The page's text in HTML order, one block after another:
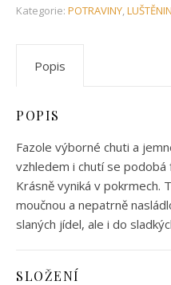
Kategorie: POTRAVINY,
Popis
POPIS
Fazole výborné chuti a
vzhledem i chutí se podobá
Krásně vyniká v pokrmech.
moučnou a nepatrně
slaných jídel, ale i do
SLOŽENÍ